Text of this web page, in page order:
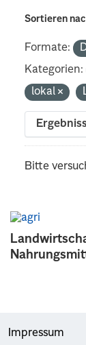
Sortieren
Formate:
Kategorien:
lokal
Bitte
Impressum